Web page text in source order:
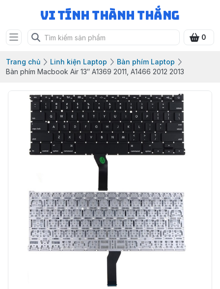
Vi Tính Thành Thắng
0
Trang chủ Linh kiện Laptop
Bàn phím Laptop
Bàn phím Macbook Air 13″ A1369 2011, A1466 2012 2013